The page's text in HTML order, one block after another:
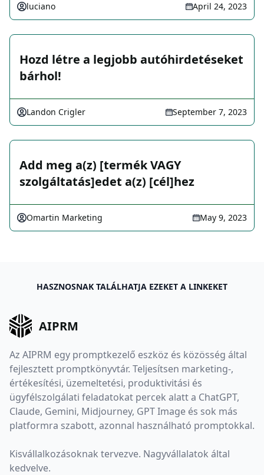
luciano April 24, 2023
Hozd létre a legjobb autóhirdetéseket
bárhol!
Landon Crigler September 7, 2023
Add meg a(z) [termék VAGY
szolgáltatás]edet a(z) [cél]hez
Omartin Marketing May 9, 2023
HASZNOSNAK TALÁLHATJA EZEKET A LINKEKET
AIPRM
Az AIPRM egy promptkezelő eszköz és közösség által
fejlesztett promptkönyvtár. Teljesítsen marketing-,
értékesítési, üzemeltetési, produktivitási és
ügyfélszolgálati feladatokat percek alatt a ChatGPT,
Claude, Gemini, Midjourney, GPT Image és sok más
platformra szabott, azonnal használható promptokkal.
Kisvállalkozásoknak tervezve. Nagyvállalatok által
kedvelve.